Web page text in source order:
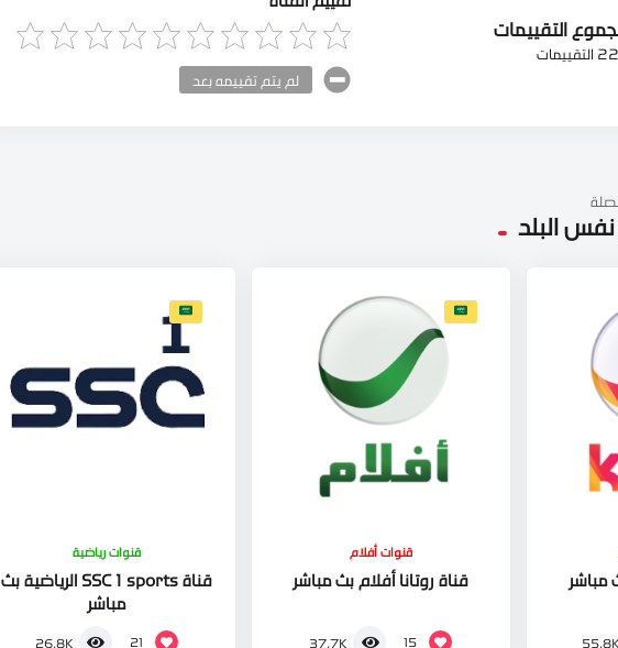
التقييمات
لم يتم تقييمه بعد
البلد
مباشر
55.8K
قنوات أفلام
قناة روتانا أفلام بث مباشر
15
37.7K
قنوات رياضية
قناة SSC 1 sports الرياضية بث
مباشر
21
26.8K